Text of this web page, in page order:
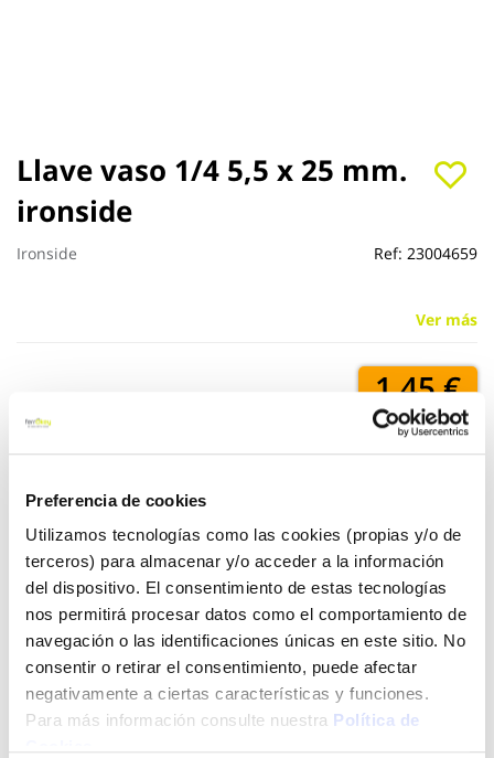
Preferencia de cookies
Utilizamos tecnologías como las cookies (propias y/o de
terceros) para almacenar y/o acceder a la información
del dispositivo. El consentimiento de estas tecnologías
nos permitirá procesar datos como el comportamiento de
navegación o las identificaciones únicas en este sitio. No
consentir o retirar el consentimiento, puede afectar
negativamente a ciertas características y funciones.
Para más información consulte nuestra Política de
Llave vaso 1/4 5,5 x 25 mm.
ironside
Ironside Ref: 23004659
Ver más
1,45 €
Click&Collect - Recogida gratis
en nuestras tiendas
Envío a domicilio:
5 días hábiles
+ INFO
Saltar
al
comienzo
de
la